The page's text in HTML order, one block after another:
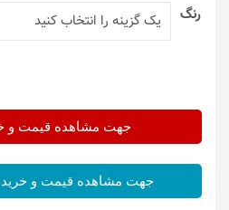
رنگ
جهت مشاهده قیمت و
جهت مشاهده قیمت و